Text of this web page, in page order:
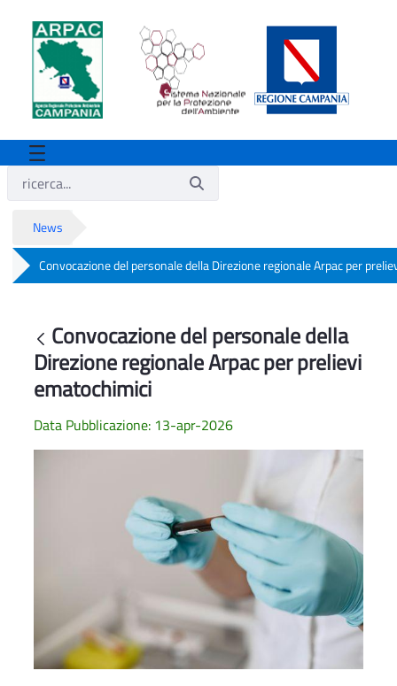
News
Convocazione del personale della Direzione regionale Arpac per
Indietro
Convocazione del personale della
Direzione regionale Arpac per prelievi
ematochimici
Data Pubblicazione: 13-apr-2026